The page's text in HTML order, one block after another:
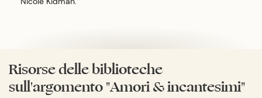
Risorse delle biblioteche
sull'argomento "Amori & incantesimi"